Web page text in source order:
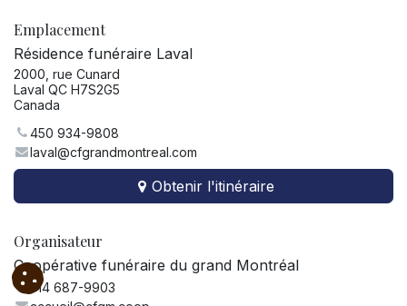
Emplacement
Résidence funéraire Laval
2000, rue Cunard
Laval QC H7S2G5
Canada
450 934-9808
laval@cfgrandmontreal.com
Obtenir l'itinéraire
Organisateur
Coopérative funéraire du grand Montréal
514 687-9903